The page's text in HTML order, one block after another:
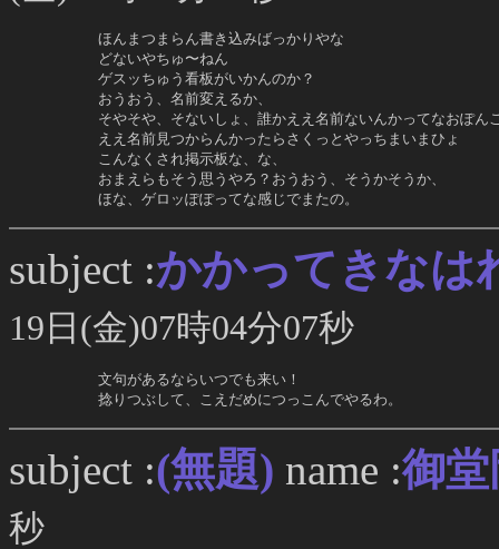
     ほんまつまらん書き込みばっかりやな
     どないやちゅ〜ねん
     ゲスッちゅう看板がいかんのか？
     おうおう、名前変えるか、
そやそや、そないしょ、誰かええ名前ないんかってなおぽん
     ええ名前見つからんかったらさくっとやっちまいまひょ
     こんなくされ掲示板な、な、
     おまえらもそう思うやろ？おうおう、そうかそうか、
     ほな、ゲロッぽぽってな感じでまたの。
subject :かかってきなは
19日(金)07時04分07秒
     文句があるならいつでも来い！
     捻りつぶして、こえだめにつっこんでやるわ。
subject :(無題) name :御
秒